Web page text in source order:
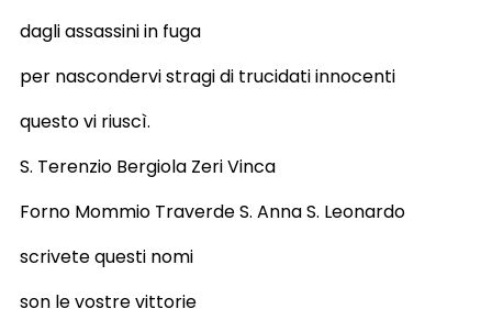
dagli assassini in fuga
per nascondervi stragi di trucidati innocenti
questo vi riuscì.
S. Terenzio Bergiola Zeri Vinca
Forno Mommio Traverde S. Anna S. Leonardo
scrivete questi nomi
son le vostre vittorie